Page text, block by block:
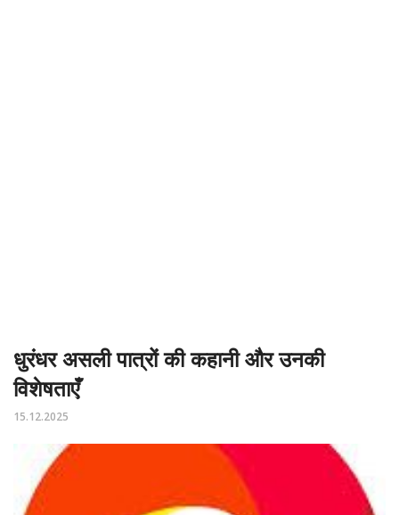
धुरंधर असली पात्रों की कहानी और उनकी
विशेषताएँ
15.12.2025